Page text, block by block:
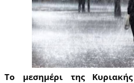
Το μεσημέρι της